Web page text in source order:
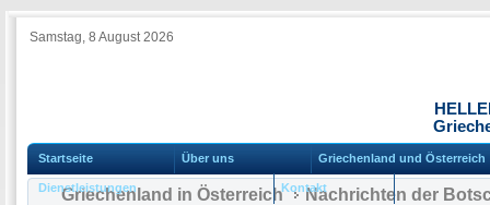
Samstag, 8 August 2026
Startseite Über uns Griechenland und Österreich
Dienstleistungen Kontakt
Griechenland in Österreich
Nachrichten der